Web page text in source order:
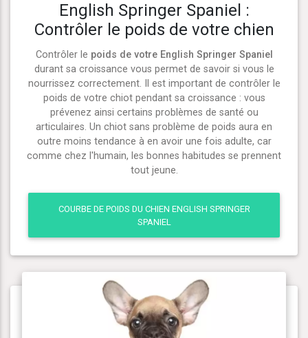
English Springer Spaniel :
Contrôler le poids de votre chien
Contrôler le poids de votre English Springer Spaniel
durant sa croissance vous permet de savoir si vous le
nourrissez correctement. Il est important de contrôler le
poids de votre chiot pendant sa croissance : vous
prévenez ainsi certains problèmes de santé ou
articulaires. Un chiot sans problème de poids aura en
outre moins tendance à en avoir une fois adulte, car
comme chez l'humain, les bonnes habitudes se prennent
tout jeune.
COURBE DE POIDS DU CHIEN ENGLISH SPRINGER
SPANIEL